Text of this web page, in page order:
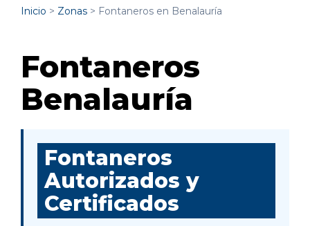
Inicio > Zonas > Fontaneros en Benalauría
Fontaneros
Benalauría
Fontaneros
Autorizados y
Certificados